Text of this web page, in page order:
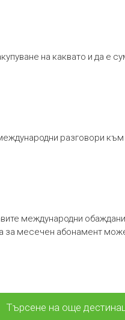
на каквато и да е
разговори
международни
за месечен абонамент
Търсене на още